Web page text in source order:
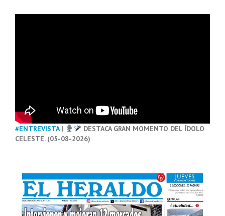
#ENTREVISTA|
DESTACA GRAN MOMENTO DEL ÍDOLO
CELESTE. (05-08-2026)